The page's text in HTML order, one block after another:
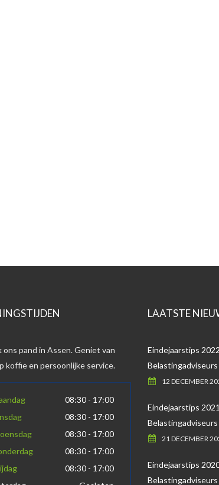
ons pand in Assen. Geniet van
koffie en persoonlijke service.
08:30 - 17:00
08:30 - 17:00
08:30 - 17:00
08:30 - 17:00
08:30 - 17:00
LAATSTE
Eindejaarstips
Belastingadviseurs
12 DECEMBER
Eindejaarstips
Belastingadviseurs
21 DECEMBER
Eindejaarstips
Belastingadviseurs